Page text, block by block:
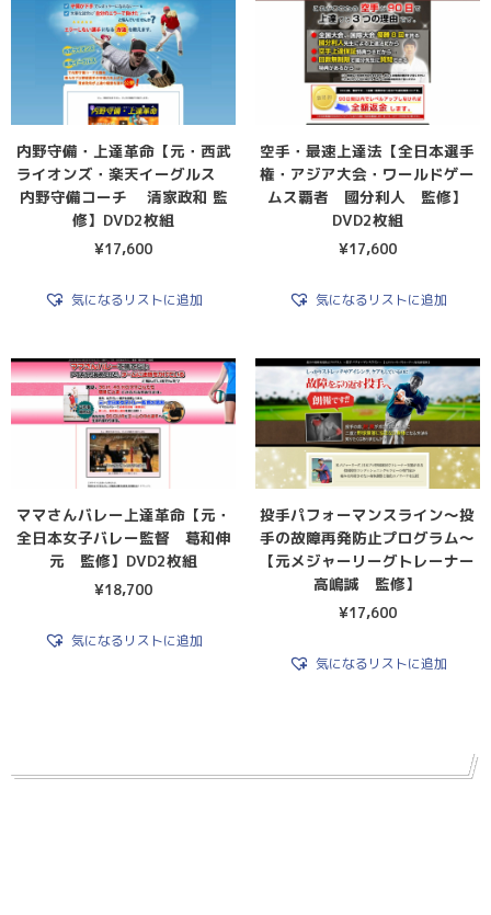
内野守備・上達革命【元・西武
ライオンズ・楽天イーグルス
内野守備コーチ 清家政和 監
修】DVD2枚組
¥17,600
気になるリストに追加
空手・最速上達法【全日本選手
権・アジア大会・ワールドゲー
ムス覇者 國分利人 監修】
DVD2枚組
¥17,600
気になるリストに追加
ママさんバレー上達革命【元・
全日本女子バレー監督 葛和伸
元 監修】DVD2枚組
¥18,700
気になるリストに追加
投手パフォーマンスライン〜投
手の故障再発防止プログラム〜
【元メジャーリーグトレーナー
高嶋誠 監修】
¥17,600
気になるリストに追加